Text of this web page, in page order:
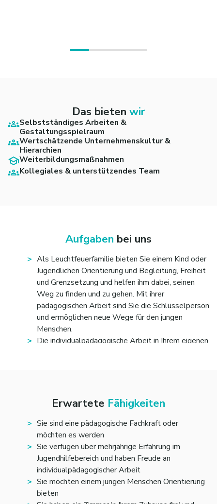
Das bieten wir
Selbstständiges Arbeiten &
Gestaltungsspielraum
Wertschätzende Unternehmenskultur &
Hierarchien
Weiterbildungsmaßnahmen
Kollegiales & unterstützendes Team
Aufgaben bei uns
Als Leuchtfeuerfamilie bieten Sie einem Kind oder
Jugendlichen Orientierung und Begleitung, Freiheit
und Grenzsetzung und helfen ihm dabei, seinen
Weg zu finden und zu gehen. Mit ihrer
pädagogischen Arbeit sind Sie die Schlüsselperson
und ermöglichen neue Wege für den jungen
Menschen.
Die individualpädagogische Arbeit in Ihrem eigenen
Die Kinder und Jugendlichen, die in unsere
Leuchtfeuerfamilien einziehen, sind besonders und
einzigartig. Häufig haben sie Schwierigkeiten ihren
eigenen Platz in der Gesellschaft zu finden oder
ihnen wurde der Start erschwert. Durch Ihre Arbeit
mit dem jungen Menschen eröffnen Sie ihm neue
Perspektiven, bieten Orientierung und ermöglichen
ihm einen Neuanfang. Werden Sie zusammen mit
uns eine Leuchtfeuerfamilie!
Erwartete Fähigkeiten
Sie sind eine pädagogische Fachkraft oder
möchten es werden
Sie verfügen über mehrjährige Erfahrung im
Jugendhilfebereich und haben Freude an
individualpädagogischer Arbeit
Sie möchten einem jungen Menschen Orientierung
bieten